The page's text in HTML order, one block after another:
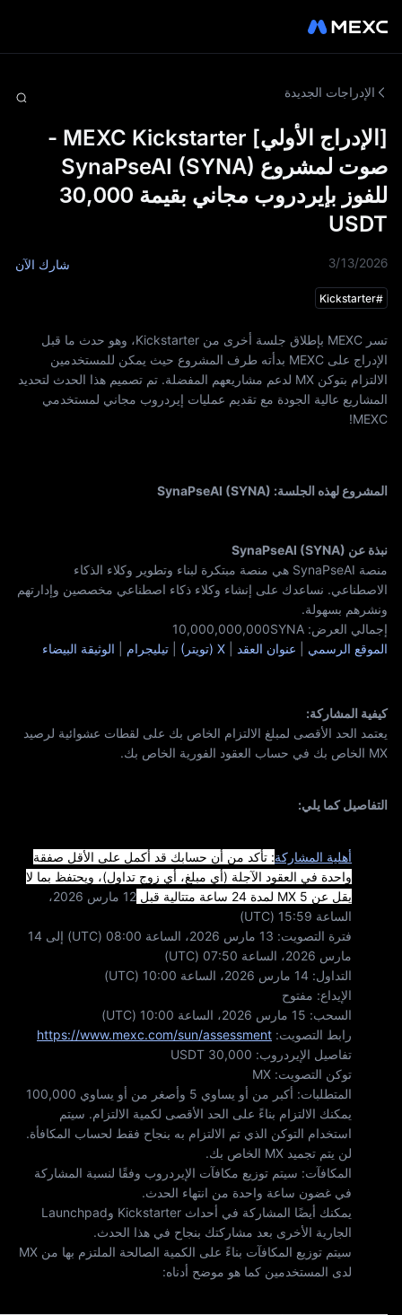
الإدراجات الجديدة
[الإدراج الأولي] MEXC Kickstarter -
صوت لمشروع SynaPseAI (SYNA)
للفوز بإيردروب مجاني بقيمة 30,000
USDT
3/13/2026 شارك الآن
#
Kickstarter
تسر MEXC بإطلاق جلسة أخرى من Kickstarter، وهو حدث ما قبل
الإدراج على MEXC بدأته طرف المشروع حيث يمكن للمستخدمين
الالتزام بتوكن MX لدعم مشاريعهم المفضلة. تم تصميم هذا الحدث لتحديد
المشاريع عالية الجودة مع تقديم عمليات إيردروب مجاني لمستخدمي
MEXC!
المشروع لهذه الجلسة: SynaPseAI (SYNA)
نبذة عن SynaPseAI (SYNA)
منصة SynaPseAI هي منصة مبتكرة لبناء وتطوير وكلاء الذكاء
الاصطناعي. نساعدك على إنشاء وكلاء ذكاء اصطناعي مخصصين وإدارتهم
ونشرهم بسهولة.
إجمالي العرض: 10,000,000,000SYNA
الموقع الرسمي
عنوان العقد X (تويتر) تيليجرام الوثيقة البيضاء
كيفية المشاركة:
يعتمد الحد الأقصى لمبلغ الالتزام الخاص بك على لقطات عشوائية لرصيد
MX الخاص بك في حساب العقود الفورية الخاص بك.
التفاصيل كما يلي:
أهلية المشاركة: تأكد من أن حسابك قد أكمل على الأقل صفقة
واحدة في العقود الآجلة (أي مبلغ، أي زوج تداول)، ويحتفظ بما لا
يقل عن 5 MX لمدة 24 ساعة متتالية قبل
12 مارس 2026،
الساعة 15:59 (UTC)
فترة التصويت: 13 مارس 2026، الساعة 08:00 (UTC) إلى 14
مارس 2026، الساعة 07:50 (UTC)
التداول: 14 مارس 2026، الساعة 10:00 (UTC)
الإيداع: مفتوح
السحب: 15 مارس 2026، الساعة 10:00 (UTC)
رابط التصويت: https://www.mexc.com/sun/assessment
تفاصيل الإيردروب: 30,000 USDT
توكن التصويت: MX
المتطلبات: أكبر من أو يساوي 5 وأصغر من أو يساوي 100,000
يمكنك الالتزام بناءً على الحد الأقصى لكمية الالتزام. سيتم
استخدام التوكن الذي تم الالتزام به بنجاح فقط لحساب المكافأة.
لن يتم تجميد MX الخاص بك.
المكافآت: سيتم توزيع مكافآت الإيردروب وفقًا لنسبة المشاركة
في غضون ساعة واحدة من انتهاء الحدث.
يمكنك أيضًا المشاركة في أحداث Kickstarter وLaunchpad
الجارية الأخرى بعد مشاركتك بنجاح في هذا الحدث.
سيتم توزيع المكافآت بناءً على الكمية الصالحة الملتزم بها من MX
لدى المستخدمين كما هو موضح أدناه:
اب